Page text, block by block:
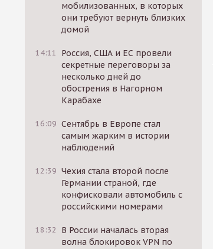
мобилизованных, в которых
они требуют вернуть близких
домой
14:11
Россия, США и ЕС провели
секретные переговоры за
несколько дней до
обострения в Нагорном
Карабахе
16:09 Сентябрь в Европе стал
самым жарким в истории
наблюдений
12:39 Чехия стала второй после
Германии страной, где
конфисковали автомобиль с
российскими номерами
18:32
В России началась вторая
волна блокировок VPN по